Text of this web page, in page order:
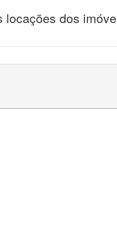
locações dos